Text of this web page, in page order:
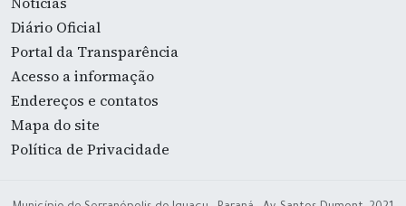
Diário Oficial
Portal da Transparência
Acesso a informação
Endereços e contatos
Mapa do site
Política de Privacidade